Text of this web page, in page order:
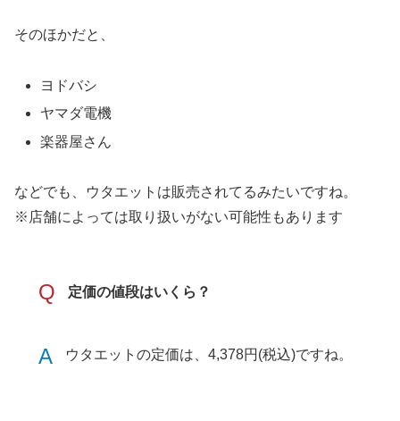
そのほかだと、
ヨドバシ
ヤマダ電機
楽器屋さん
などでも、ウタエットは販売されてるみたいですね。
※店舗によっては取り扱いがない可能性もあります
Q 定価の値段はいくら？
A ウタエットの定価は、4,378円(税込)ですね。